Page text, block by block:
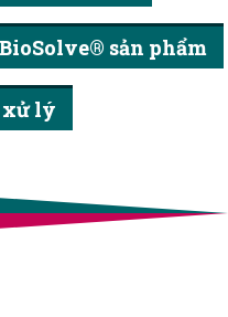
sản phẩm
xử lý